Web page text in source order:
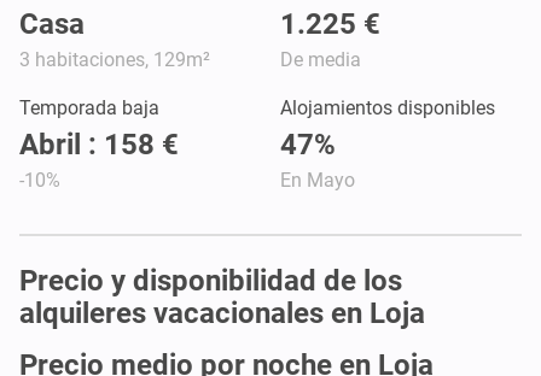
Casa
3 habitaciones, 129m²
1.225 €
De media
Temporada baja
Abril : 158 €
-10%
Alojamientos disponibles
47%
En Mayo
Precio y disponibilidad de los
alquileres vacacionales en Loja
Precio medio por noche en Loja